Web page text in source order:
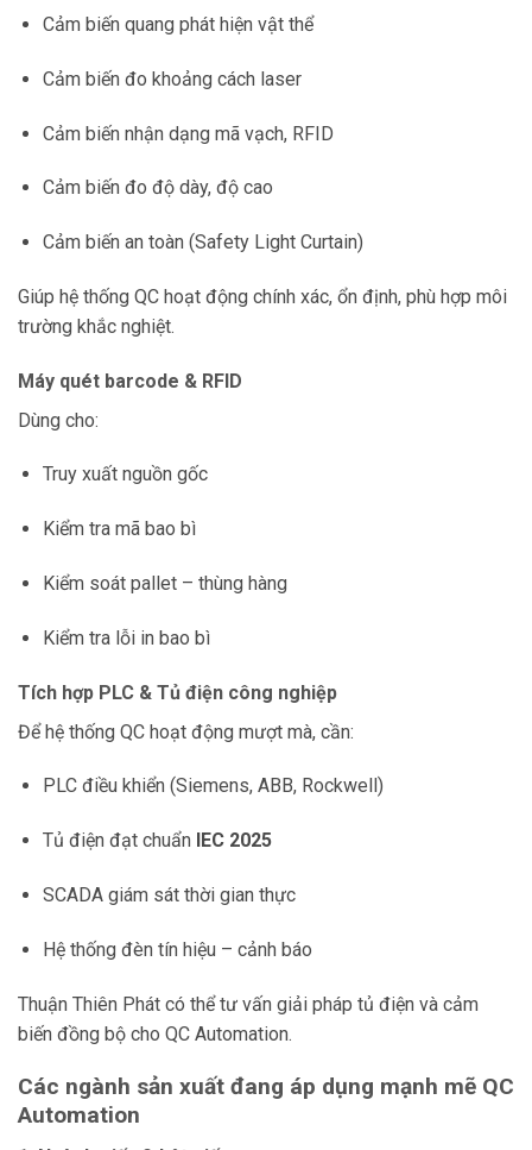
Cảm biến quang phát hiện vật thể
Cảm biến đo khoảng cách laser
Cảm biến nhận dạng mã vạch, RFID
Cảm biến đo độ dày, độ cao
Cảm biến an toàn (Safety Light Curtain)
Giúp hệ thống QC hoạt động chính xác, ổn định, phù hợp môi
trường khắc nghiệt.
Máy quét barcode & RFID
Dùng cho:
Truy xuất nguồn gốc
Kiểm tra mã bao bì
Kiểm soát pallet – thùng hàng
Kiểm tra lỗi in bao bì
Tích hợp PLC & Tủ điện công nghiệp
Để hệ thống QC hoạt động mượt mà, cần:
PLC điều khiển (Siemens, ABB, Rockwell)
Tủ điện đạt chuẩn IEC 2025
SCADA giám sát thời gian thực
Hệ thống đèn tín hiệu – cảnh báo
Thuận Thiên Phát có thể tư vấn giải pháp tủ điện và cảm
biến đồng bộ cho QC Automation.
Các ngành sản xuất đang áp dụng mạnh mẽ QC
Automation